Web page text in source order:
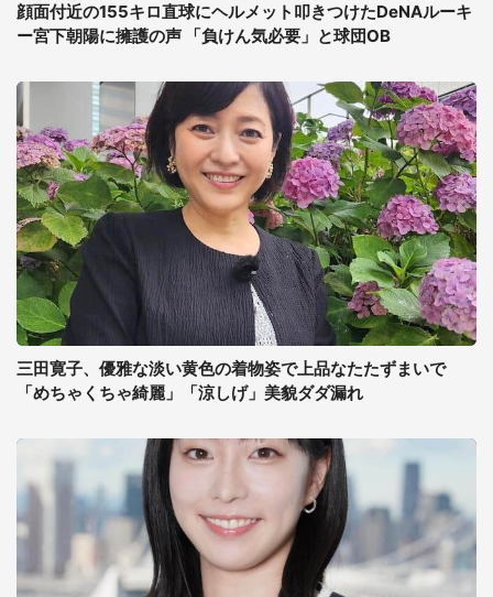
顔面付近の155キロ直球にヘルメット叩きつけたDeNAルーキ
ー宮下朝陽に擁護の声 「負けん気必要」と球団OB
三田寛子、優雅な淡い黄色の着物姿で上品なたたずまいで
「めちゃくちゃ綺麗」「涼しげ」美貌ダダ漏れ